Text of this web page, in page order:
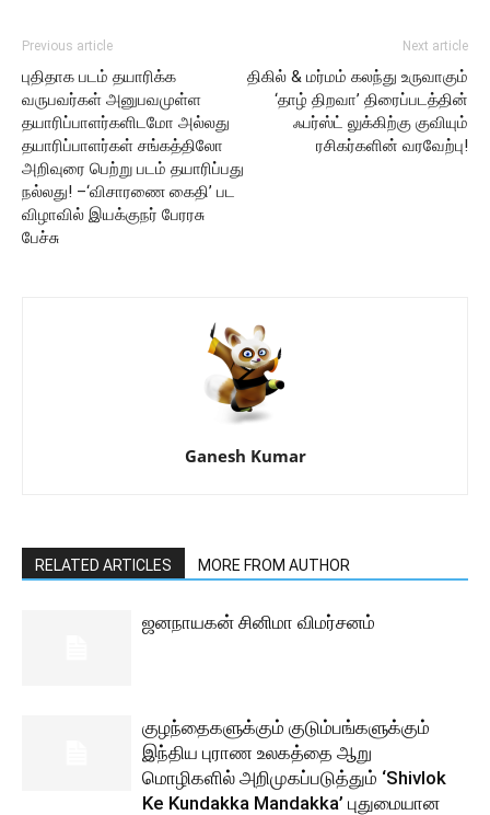
Previous article
புதிதாக படம் தயாரிக்க
வருபவர்கள் அனுபவமுள்ள
தயாரிப்பாளர்களிடமோ அல்லது
தயாரிப்பாளர்கள் சங்கத்திலோ
அறிவுரை பெற்று படம் தயாரிப்பது
நல்லது! –‘விசாரணை கைதி’ பட
விழாவில் இயக்குநர் பேரரசு
பேச்சு
Next article
திகில் & மர்மம் கலந்து உருவாகும்
‘தாழ் திறவா’ திரைப்படத்தின்
ஃபர்ஸ்ட் லுக்கிற்கு குவியும்
ரசிகர்களின் வரவேற்பு!
Ganesh Kumar
RELATED ARTICLES MORE FROM AUTHOR
ஜனநாயகன் சினிமா விமர்சனம்
குழந்தைகளுக்கும் குடும்பங்களுக்கும்
இந்திய புராண உலகத்தை ஆறு
மொழிகளில் அறிமுகப்படுத்தும் ‘Shivlok
Ke Kundakka Mandakka’ புதுமையான